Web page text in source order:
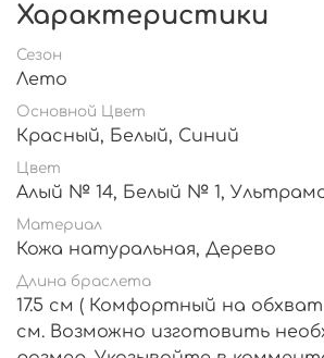
Характеристики
Сезон
Лето
Основной Цвет
Красный, Белый, Синий
Цвет
Алый № 14, Белый №
Материал
Кожа натуральная, Дерево
Длина браслета
17.5 см ( Комфортный на обхват
см. Возможно изготовить